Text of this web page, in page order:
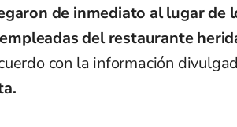
de inmediato al lugar de
del restaurante
con la información